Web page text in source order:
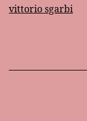
vittorio sgarbi